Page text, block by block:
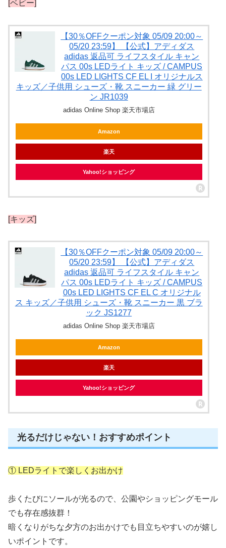
[ベビー]
【30％OFFクーポン対象 05/09 20:00～
05/20 23:59】 【公式】アディダス
adidas 返品可 ライフスタイル キャン
パス 00s LEDライト キッズ / CAMPUS
00s LED LIGHTS CF EL I オリジナルス
キッズ／子供用 シューズ・靴 スニーカー 緑 グリー
ン JR1039
adidas Online Shop 楽天市場店
Amazon
楽天
Yahoo!ショッピング
[キッズ]
【30％OFFクーポン対象 05/09 20:00～
05/20 23:59】 【公式】アディダス
adidas 返品可 ライフスタイル キャン
パス 00s LEDライト キッズ / CAMPUS
00s LED LIGHTS CF EL C オリジナル
ス キッズ／子供用 シューズ・靴 スニーカー 黒 ブラ
ック JS1277
adidas Online Shop 楽天市場店
Amazon
楽天
Yahoo!ショッピング
光るだけじゃない！おすすめポイント
① LEDライトで楽しくお出かけ
歩くたびにソールが光るので、公園やショッピングモール
でも存在感抜群！
暗くなりがちな夕方のお出かけでも目立ちやすいのが嬉し
いポイントです。